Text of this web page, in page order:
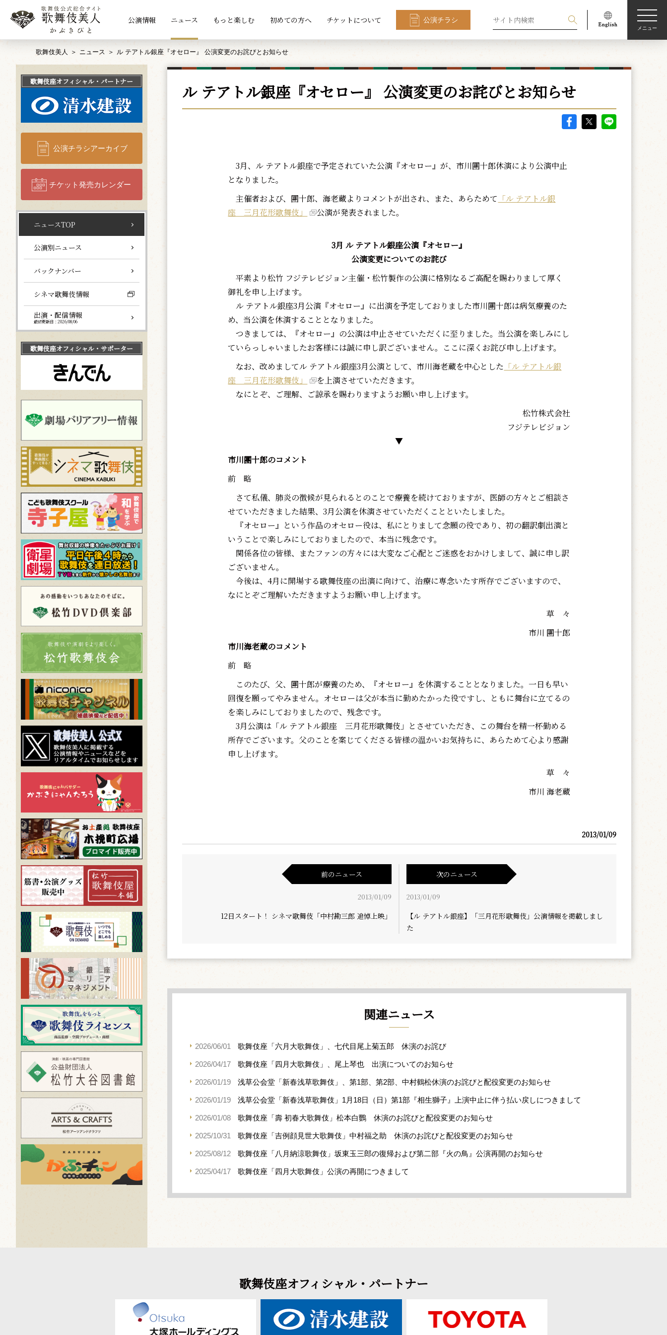
公演情報 ニュース もっと楽しむ 初めての方へ チケットについて 公演チラシ
メニュー
歌舞伎美人 ニュース ル テアトル銀座『オセロー』 公演変更のお詫びとお知らせ
ル テアトル銀座『オセロー』 公演変更のお詫びとお知らせ
3月、ル テアトル銀座で予定されていた公演『オセロー』が、市川團十郎休演により公演中止
となりました。
主催者および、團十郎、海老蔵よりコメントが出され、また、あらためて 「ル テアトル銀
座 三月花形歌舞伎」
公演が発表されました。
3月 ル テアトル銀座公演『オセロー』
公演変更についてのお詫び
平素より松竹 フジテレビジョン主催・松竹製作の公演に格別なるご高配を賜わりまして厚く
御礼を申し上げます。
ル テアトル銀座3月公演『オセロー』に出演を予定しておりました市川團十郎は病気療養のた
め、当公演を休演することとなりました。
つきましては、『オセロー』の公演は中止させていただくに至りました。当公演を楽しみにし
ていらっしゃいましたお客様には誠に申し訳ございません。ここに深くお詫び申し上げます。
なお、改めましてル テアトル銀座3月公演として、市川海老蔵を中心とした 「ル テアトル銀
座 三月花形歌舞伎」
を上演させていただきます。
なにとぞ、ご理解、ご諒承を賜わりますようお願い申し上げます。
松竹株式会社
フジテレビジョン
▼
市川團十郎のコメント
前 略
さて私儀、肺炎の徴候が見られるとのことで療養を続けておりますが、医師の方々とご相談さ
せていただきました結果、3月公演を休演させていただくことといたしました。
『オセロー』という作品のオセロー役は、私にとりまして念願の役であり、初の翻訳劇出演と
いうことで楽しみにしておりましたので、本当に残念です。
関係各位の皆様、またファンの方々には大変なご心配とご迷惑をおかけしまして、誠に申し訳
ございません。
今後は、4月に開場する歌舞伎座の出演に向けて、治療に専念いたす所存でございますので、
なにとぞご理解いただきますようお願い申し上げます。
草 々
市川 團十郎
市川海老蔵のコメント
前 略
このたび、父、團十郎が療養のため、『オセロー』を休演することとなりました。一日も早い
回復を願ってやみません。オセローは父が本当に勤めたかった役ですし、ともに舞台に立てるの
を楽しみにしておりましたので、残念です。
3月公演は「ル テアトル銀座 三月花形歌舞伎」とさせていただき、この舞台を精一杯勤める
所存でございます。父のことを案じてくださる皆様の温かいお気持ちに、あらためて心より感謝
申し上げます。
草 々
市川 海老蔵
2013/01/09
前のニュース
2013/01/09
12日スタート！ シネマ歌舞伎「中村勘三郎 追悼上映」
次のニュース
2013/01/09
【ル テアトル銀座】「三月花形歌舞伎」公演情報を掲載しまし
た
関連ニュース
2026/06/01 歌舞伎座「六月大歌舞伎」、七代目尾上菊五郎 休演のお詫び
2026/04/17 歌舞伎座「四月大歌舞伎」、尾上琴也 出演についてのお知らせ
2026/01/19 浅草公会堂「新春浅草歌舞伎」、第1部、第2部、中村鶴松休演のお詫びと配役変更のお知らせ
2026/01/19 浅草公会堂「新春浅草歌舞伎」1月18日（日）第1部『相生獅子』上演中止に伴う払い戻しにつきまして
2026/01/08 歌舞伎座「壽 初春大歌舞伎」松本白鸚 休演のお詫びと配役変更のお知らせ
2025/10/31 歌舞伎座「吉例顔見世大歌舞伎」中村福之助 休演のお詫びと配役変更のお知らせ
2025/08/12 歌舞伎座「八月納涼歌舞伎」坂東玉三郎の復帰および第二部『火の鳥』公演再開のお知らせ
2025/04/17 歌舞伎座「四月大歌舞伎」公演の再開につきまして
歌舞伎座オフィシャル・パートナー
公演チラシアーカイブ
チケット発売カレンダー
ニュースTOP
公演別ニュース
バックナンバー
シネマ歌舞伎情報
出演・配信情報
最終更新日：2026/08/06
歌舞伎座オフィシャル・サポーター
歌舞伎座オフィシャル・パートナー